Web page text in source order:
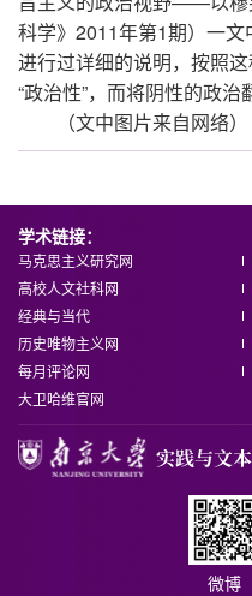
科学》2011年第1期）一
进行过详细的说明，按照
“政治性”，而将阴性的政
（文中图片来自网络）
学术链接：
马克思主义研究网
高校人文社科网
经典与当代
历史唯物主义网
每月评论网
大卫哈维官网
微博